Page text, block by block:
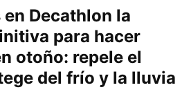
Decathlon la
para hacer
otoño: repele el
del frío y la lluvia